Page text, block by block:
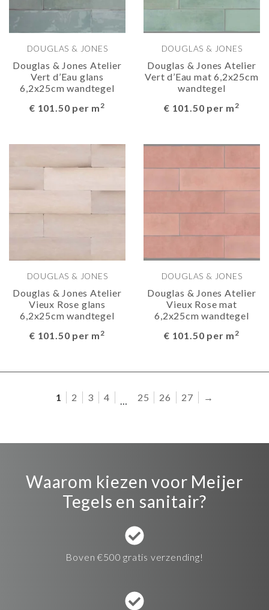
DOUGLAS & JONES
Douglas & Jones Atelier
Vert d’Eau glans
6,2x25cm wandtegel
€ 101.50 per m2
DOUGLAS & JONES
Douglas & Jones Atelier
Vert d’Eau mat 6,2x25cm
wandtegel
€ 101.50 per m2
DOUGLAS & JONES
Douglas & Jones Atelier
Vieux Rose glans
6,2x25cm wandtegel
€ 101.50 per m2
DOUGLAS & JONES
Douglas & Jones Atelier
Vieux Rose mat
6,2x25cm wandtegel
€ 101.50 per m2
1 2 3 4 … 25 26 27 →
Waarom kiezen voor Meijer
Tegels en sanitair?
Boven €500 gratis verzending!